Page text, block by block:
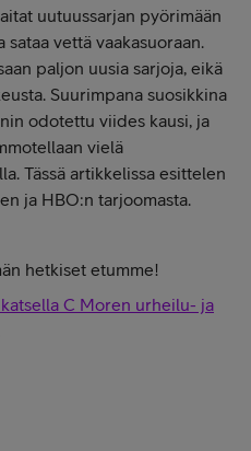
uutuussarjan pyörimään
vettä vaakasuoraan.
paljon uusia sarjoja, eikä
Suurimpana suosikkina
odotettu viides kausi, ja
vielä
Tässä artikkelissa esittelen
ja HBO:n tarjoomasta.
hetkiset etumme!
C Moren urheilu- ja